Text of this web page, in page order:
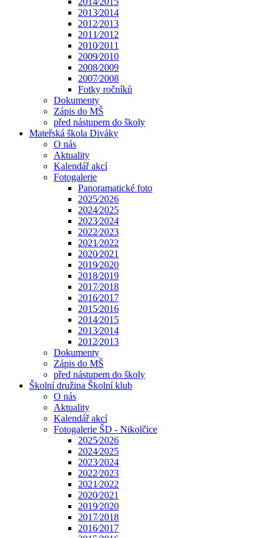
2013⁄2014
2012⁄2013
2011⁄2012
2010⁄2011
2009⁄2010
2008⁄2009
2007⁄2008
Fotky ročníků
Dokumenty
Zápis do MŠ
před nástupem do školy
Mateřská škola Diváky
O nás
Aktuality
Kalendář akcí
Fotogalerie
Panoramatické foto
2025⁄2026
2024⁄2025
2023⁄2024
2022⁄2023
2021⁄2022
2020⁄2021
2019⁄2020
2018⁄2019
2017⁄2018
2016⁄2017
2015⁄2016
2014⁄2015
2013⁄2014
2012⁄2013
Dokumenty
Zápis do MŠ
před nástupem do školy
Školní družina Školní klub
O nás
Aktuality
Kalendář akcí
Fotogalerie ŠD - Nikolčice
2025⁄2026
2024⁄2025
2023⁄2024
2022⁄2023
2021⁄2022
2020⁄2021
2019⁄2020
2017⁄2018
2016⁄2017